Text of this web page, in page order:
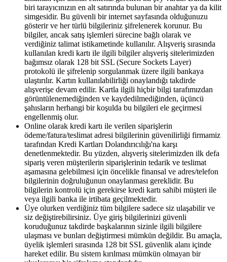
biri tarayıcınızın en alt satırında bulunan bir anahtar ya da kilit
simgesidir. Bu güvenli bir internet sayfasında olduğunuzu
gösterir ve her türlü bilgileriniz şifrelenerek korunur. Bu
bilgiler, ancak satış işlemleri sürecine bağlı olarak ve
verdiğiniz talimat istikametinde kullanılır. Alışveriş sırasında
kullanılan kredi kartı ile ilgili bilgiler alışveriş sitelerimizden
bağımsız olarak 128 bit SSL (Secure Sockets Layer)
protokolü ile şifrelenip sorgulanmak üzere ilgili bankaya
ulaştırılır. Kartın kullanılabilirliği onaylandığı takdirde
alışverişe devam edilir. Kartla ilgili hiçbir bilgi tarafımızdan
görüntülenemediğinden ve kaydedilmediğinden, üçüncü
şahısların herhangi bir koşulda bu bilgileri ele geçirmesi
engellenmiş olur.
Online olarak kredi kartı ile verilen siparişlerin
ödeme/fatura/teslimat adresi bilgilerinin güvenilirliği firmamiz
tarafından Kredi Kartları Dolandırıcılığı'na karşı
denetlenmektedir. Bu yüzden, alışveriş sitelerimizden ilk defa
sipariş veren müşterilerin siparişlerinin tedarik ve teslimat
aşamasına gelebilmesi için öncelikle finansal ve adres/telefon
bilgilerinin doğruluğunun onaylanması gereklidir. Bu
bilgilerin kontrolü için gerekirse kredi kartı sahibi müşteri ile
veya ilgili banka ile irtibata geçilmektedir.
Üye olurken verdiğiniz tüm bilgilere sadece siz ulaşabilir ve
siz değiştirebilirsiniz. Üye giriş bilgilerinizi güvenli
koruduğunuz takdirde başkalarının sizinle ilgili bilgilere
ulaşması ve bunları değiştirmesi mümkün değildir. Bu amaçla,
üyelik işlemleri sırasında 128 bit SSL güvenlik alanı içinde
hareket edilir. Bu sistem kırılması mümkün olmayan bir